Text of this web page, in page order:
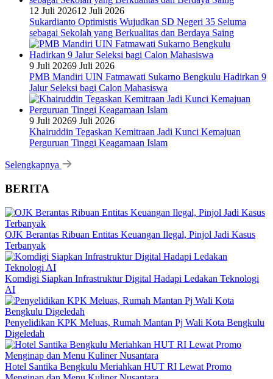
12 Juli 202612 Juli 2026
Sukardianto Optimistis Wujudkan SD Negeri 35 Seluma
sebagai Sekolah yang Berkualitas dan Berdaya Saing
9 Juli 20269 Juli 2026
PMB Mandiri UIN Fatmawati Sukarno Bengkulu Hadirkan 9
Jalur Seleksi bagi Calon Mahasiswa
9 Juli 20269 Juli 2026
Khairuddin Tegaskan Kemitraan Jadi Kunci Kemajuan
Perguruan Tinggi Keagamaan Islam
Selengkapnya
BERITA
OJK Berantas Ribuan Entitas Keuangan Ilegal, Pinjol Jadi Kasus
Terbanyak
Komdigi Siapkan Infrastruktur Digital Hadapi Ledakan Teknologi
AI
Penyelidikan KPK Meluas, Rumah Mantan Pj Wali Kota Bengkulu
Digeledah
Hotel Santika Bengkulu Meriahkan HUT RI Lewat Promo